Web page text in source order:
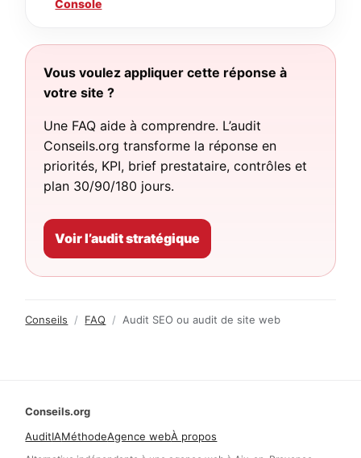
Console
Vous voulez appliquer cette réponse à
votre site ?
Une FAQ aide à comprendre. L’audit
Conseils.org transforme la réponse en
priorités, KPI, brief prestataire, contrôles et
plan 30/90/180 jours.
Voir l’audit stratégique
Conseils / FAQ / Audit SEO ou audit de site web
Conseils.org
AuditIAMéthodeAgence webÀ propos